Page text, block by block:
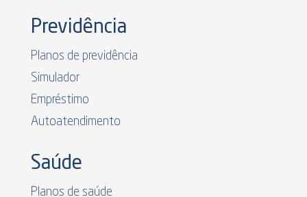
Previdência
Planos de previdência
Simulador
Empréstimo
Autoatendimento
Saúde
Planos de saúde